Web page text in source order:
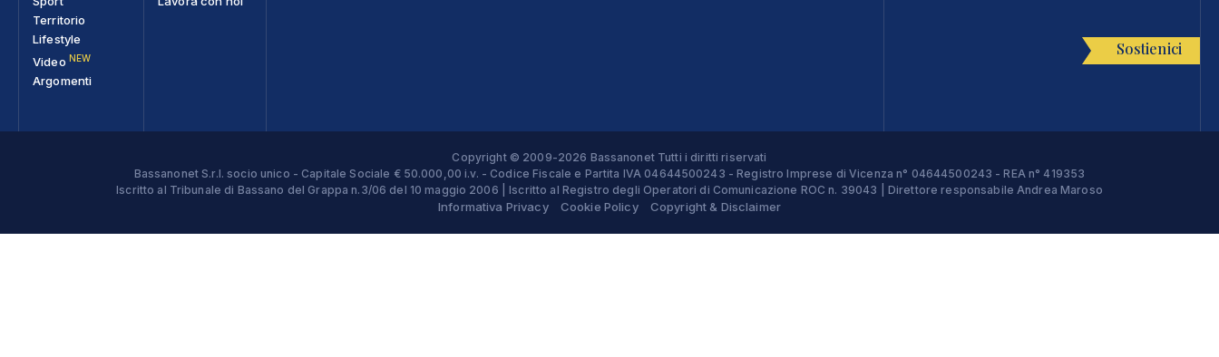
Territorio
Lifestyle
Video NEW
Argomenti
Sostienici
Copyright © 2009-2026 Bassanonet Tutti i diritti riservati
Bassanonet S.r.l. socio unico - Capitale Sociale € 50.000,00 i.v. - Codice Fiscale e Partita IVA 04644500243 - Registro Imprese di Vicenza n° 04644500243 - REA n° 419353
Iscritto al Tribunale di Bassano del Grappa n.3/06 del 10 maggio 2006 | Iscritto al Registro degli Operatori di Comunicazione ROC n. 39043 | Direttore responsabile Andrea Maroso
Informativa Privacy Cookie Policy Copyright & Disclaimer